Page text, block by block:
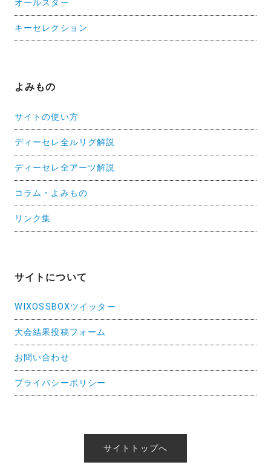
オールスター
キーセレクション
よみもの
サイトの使い方
ディーセレ全ルリグ解説
ディーセレ全アーツ解説
コラム・よみもの
リンク集
サイトについて
WIXOSSBOXツイッター
大会結果投稿フォーム
お問い合わせ
プライバシーポリシー
サイトトップへ